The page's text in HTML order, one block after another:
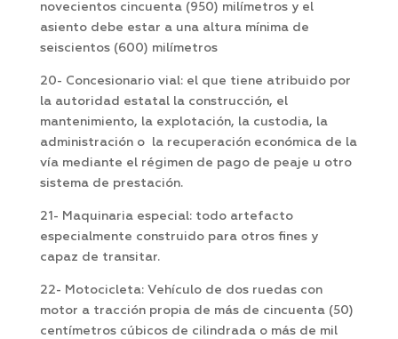
novecientos cincuenta (950) milímetros y el
asiento debe estar a una altura mínima de
seiscientos (600) milímetros
20- Concesionario vial: el que tiene atribuido por
la autoridad estatal la construcción, el
mantenimiento, la explotación, la custodia, la
administración o la recuperación económica de la
vía mediante el régimen de pago de peaje u otro
sistema de prestación.
21- Maquinaria especial: todo artefacto
especialmente construido para otros fines y
capaz de transitar.
22- Motocicleta: Vehículo de dos ruedas con
motor a tracción propia de más de cincuenta (50)
centímetros cúbicos de cilindrada o más de mil